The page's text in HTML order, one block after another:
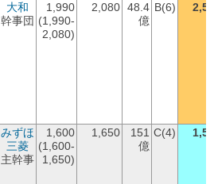
大和
幹事団
1,990
(1,990-
2,080)
2,080 48.4
億
B(6)
みずほ
三菱
主幹事
1,600
(1,600-
1,650)
1,650
151
億
C(4)